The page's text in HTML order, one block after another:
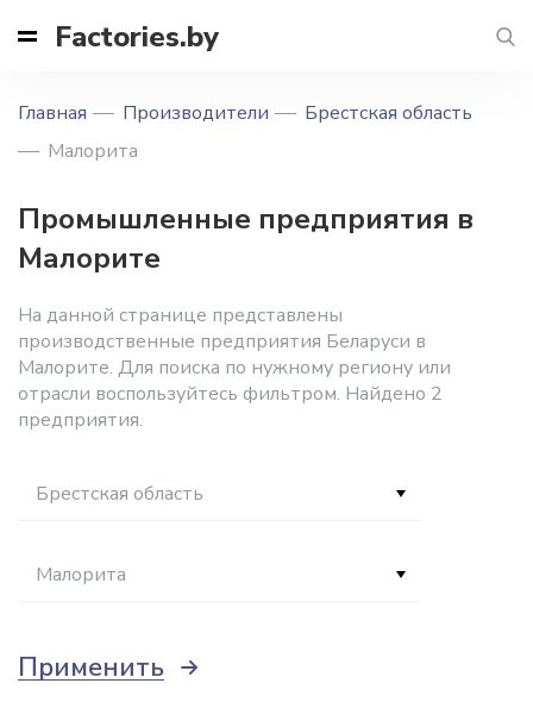
Factories.by
Главная Производители
Брестская область
Малорита
Промышленные предприятия в
Малорите
На данной странице представлены
производственные предприятия Беларуси в
Малорите. Для поиска по нужному региону или
отрасли воспользуйтесь фильтром. Найдено 2
предприятия.
Брестская область
Малорита
Применить